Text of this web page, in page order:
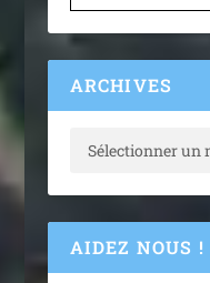
ARCHIVES
AIDEZ NOUS !